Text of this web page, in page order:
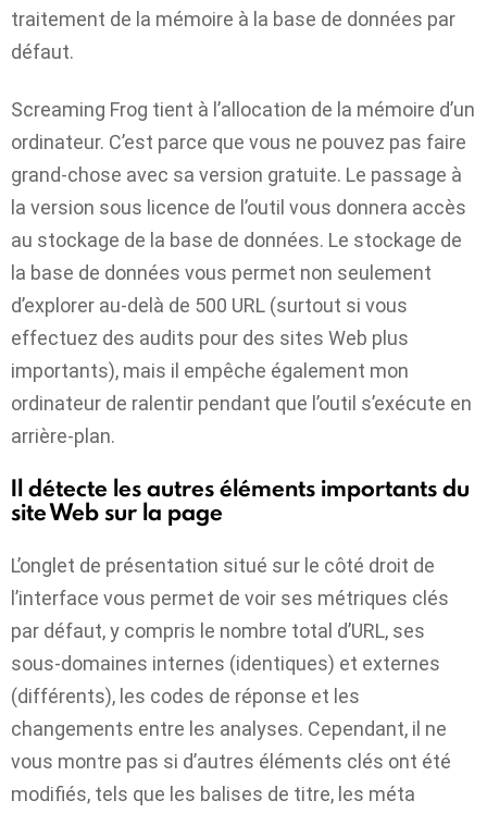
traitement de la mémoire à la base de données par
défaut.
Screaming Frog tient à l’allocation de la mémoire d’un
ordinateur. C’est parce que vous ne pouvez pas faire
grand-chose avec sa version gratuite. Le passage à
la version sous licence de l’outil vous donnera accès
au stockage de la base de données. Le stockage de
la base de données vous permet non seulement
d’explorer au-delà de 500 URL (surtout si vous
effectuez des audits pour des sites Web plus
importants), mais il empêche également mon
ordinateur de ralentir pendant que l’outil s’exécute en
arrière-plan.
Il détecte les autres éléments importants du
site Web sur la page
L’onglet de présentation situé sur le côté droit de
l’interface vous permet de voir ses métriques clés
par défaut, y compris le nombre total d’URL, ses
sous-domaines internes (identiques) et externes
(différents), les codes de réponse et les
changements entre les analyses. Cependant, il ne
vous montre pas si d’autres éléments clés ont été
modifiés, tels que les balises de titre, les méta